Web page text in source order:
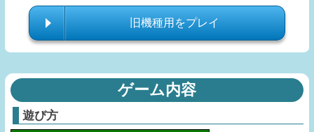
旧機種用をプレイ
ゲーム内容
遊び方